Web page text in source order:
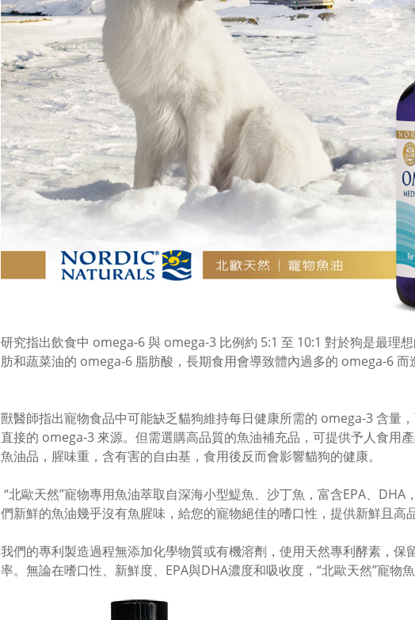
研究指出飲食中 omega-6 與 omega-3 比例約 5:1 至 10:1 對於狗是最理
肪和蔬菜油的 omega-6 脂肪酸，長期食用會導致體內過多的 omega-6 而
獸醫師指出寵物食品中可能缺乏貓狗維持每日健康所需的 omega-3 含量
直接的 omega-3 來源。但需選購高品質的魚油補充品，可提供予人食用
魚油品，腥味重，含有害的自由基，食用後反而會影響貓狗的健康。
“北歐天然”寵物專用魚油萃取自深海小型鯷魚、沙丁魚，富含EPA、
們新鮮的魚油幾乎沒有魚腥味，給您的寵物絕佳的嗜口性，提供新鮮且高
我們的專利製造過程無添加化學物質或有機溶劑，使用天然專利酵素，保
率。無論在嗜口性、新鮮度、EPA與DHA濃度和吸收度，“北歐天然”寵物